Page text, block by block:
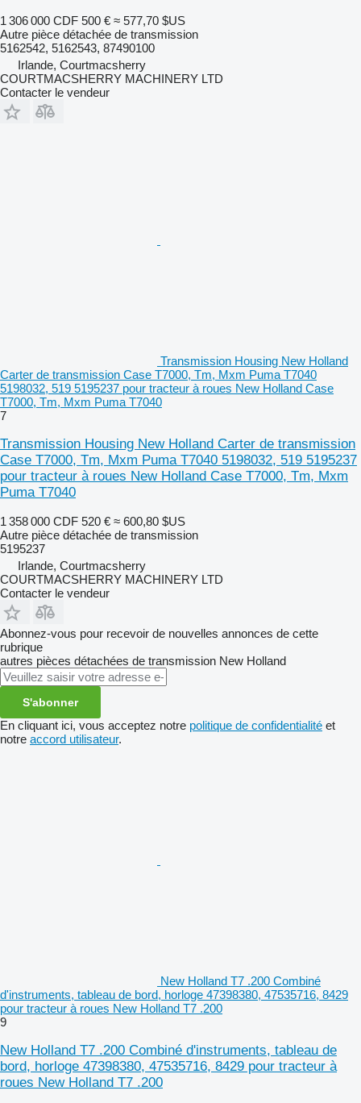
1 306 000 CDF 500 € ≈ 577,70 $US
Autre pièce détachée de transmission
5162542, 5162543, 87490100
Irlande, Courtmacsherry
COURTMACSHERRY MACHINERY LTD
Contacter le vendeur
Transmission Housing New Holland
Carter de transmission Case T7000, Tm, Mxm Puma T7040
5198032, 519 5195237 pour tracteur à roues New Holland Case
T7000, Tm, Mxm Puma T7040
7
Transmission Housing New Holland Carter de transmission
Case T7000, Tm, Mxm Puma T7040 5198032, 519 5195237
pour tracteur à roues New Holland Case T7000, Tm, Mxm
Puma T7040
1 358 000 CDF 520 € ≈ 600,80 $US
Autre pièce détachée de transmission
5195237
Irlande, Courtmacsherry
COURTMACSHERRY MACHINERY LTD
Contacter le vendeur
Abonnez-vous pour recevoir de nouvelles annonces de cette
rubrique
autres pièces détachées de transmission New Holland
S'abonner
En cliquant ici, vous acceptez notre politique de confidentialité et
notre accord utilisateur.
New Holland T7 .200 Combiné
d'instruments, tableau de bord, horloge 47398380, 47535716, 8429
pour tracteur à roues New Holland T7 .200
9
New Holland T7 .200 Combiné d'instruments, tableau de
bord, horloge 47398380, 47535716, 8429 pour tracteur à
roues New Holland T7 .200